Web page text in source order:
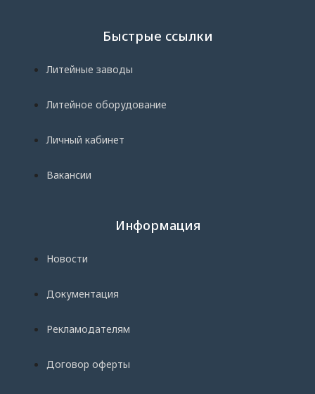
Быстрые ссылки
Литейные заводы
Литейное оборудование
Личный кабинет
Вакансии
Информация
Новости
Документация
Рекламодателям
Договор оферты